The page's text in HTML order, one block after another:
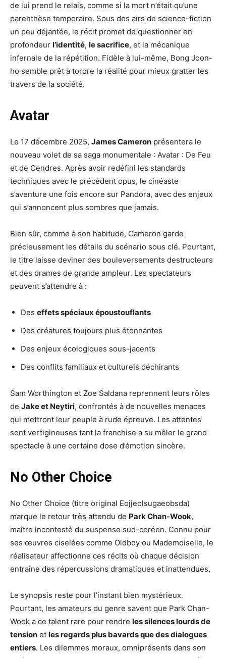
de lui prend le relais, comme si la mort n’était qu’une
parenthèse temporaire. Sous des airs de science-fiction
un peu déjantée, le récit promet de questionner en
profondeur l’identité, le sacrifice, et la mécanique
infernale de la répétition. Fidèle à lui-même, Bong Joon-
ho semble prêt à tordre la réalité pour mieux gratter les
travers de la société.
Avatar
Le 17 décembre 2025, James Cameron présentera le
nouveau volet de sa saga monumentale : Avatar : De Feu
et de Cendres. Après avoir redéfini les standards
techniques avec le précédent opus, le cinéaste
s’aventure une fois encore sur Pandora, avec des enjeux
qui s’annoncent plus sombres que jamais.
Bien sûr, comme à son habitude, Cameron garde
précieusement les détails du scénario sous clé. Pourtant,
le titre laisse deviner des bouleversements destructeurs
et des drames de grande ampleur. Les spectateurs
peuvent s’attendre à :
Des effets spéciaux époustouflants
Des créatures toujours plus étonnantes
Des enjeux écologiques sous-jacents
Des conflits familiaux et culturels déchirants
Sam Worthington et Zoe Saldana reprennent leurs rôles
de Jake et Neytiri, confrontés à de nouvelles menaces
qui mettront leur peuple à rude épreuve. Les attentes
sont vertigineuses tant la franchise a su mêler le grand
spectacle à une certaine dose d’émotion sincère.
No Other Choice
No Other Choice (titre original Eojjeolsugaeobsda)
marque le retour très attendu de Park Chan-Wook,
maître incontesté du suspense sud-coréen. Connu pour
ses œuvres ciselées comme Oldboy ou Mademoiselle, le
réalisateur affectionne ces récits où chaque décision
entraîne des répercussions dramatiques et inattendues.
Le synopsis reste pour l’instant bien mystérieux.
Pourtant, les amateurs du genre savent que Park Chan-
Wook a ce talent rare pour rendre les silences lourds de
tension et les regards plus bavards que des dialogues
entiers. Les dilemmes moraux, omniprésents dans son